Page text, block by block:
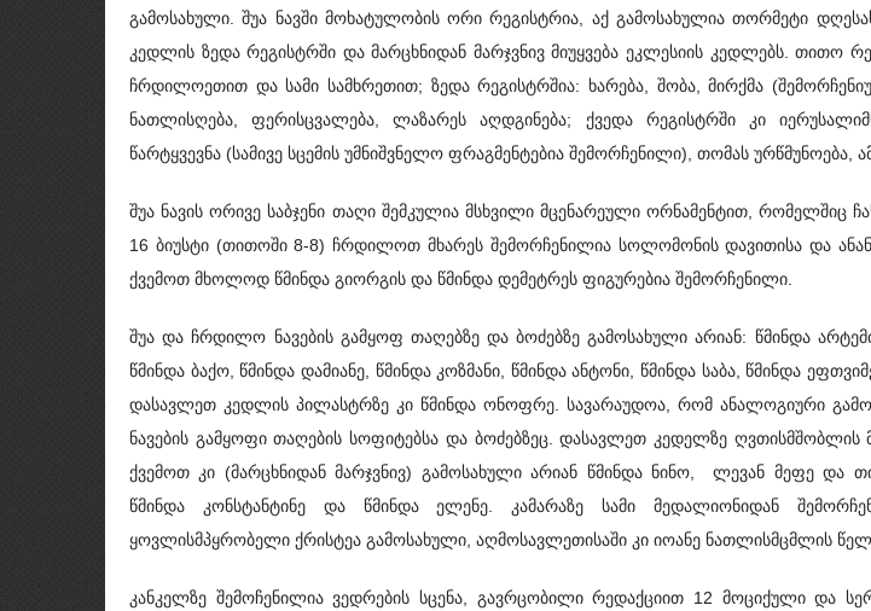
გამოსახული. შუა ნავში მოხატულობის ორი რეგისტრია, აქ გამოსახულია თორმეტი
კედლის ზედა რეგისტრში და მარცხნიდან მარჯვნივ მიუყვება ეკლესიის კედლებს. თითო
ჩრდილოეთით და სამი სამხრეთით; ზედა რეგისტრშია: ხარება, შობა, მირქმა
ნათლისღება, ფერისცვალება, ლაზარეს აღდგინება; ქვედა რეგისტრში კი
წარტყვევნა (სამივე სცემის უმნიშვნელო ფრაგმენტებია შემორჩენილი), თომას ურწმუნოება,
შუა ნავის ორივე საბჯენი თაღი შემკულია მსხვილი მცენარეული ორნამენტით, რომელშიც
16 ბიუსტი (თითოში 8-8) ჩრდილოთ მხარეს შემორჩენილია სოლომონის დავითისა და
ქვემოთ მხოლოდ წმინდა გიორგის და წმინდა დემეტრეს ფიგურებია შემორჩენილი.
შუა და ჩრდილო ნავების გამყოფ თაღებზე და ბოძებზე გამოსახული არიან: წმინდა
წმინდა ბაქო, წმინდა დამიანე, წმინდა კოზმანი, წმინდა ანტონი, წმინდა საბა, წმინდა
დასავლეთ კედლის პილასტრზე კი წმინდა ონოფრე. სავარაუდოა, რომ ანალოგიური
ნავების გამყოფი თაღების სოფიტებსა და ბოძებზეც. დასავლეთ კედელზე ღვთისმშობლის
ქვემოთ კი (მარცხნიდან მარჯვნივ) გამოსახული არიან წმინდა ნინო, ლევან მეფე და
წმინდა კონსტანტინე და წმინდა ელენე. კამარაზე სამი მედალიონიდან
ყოვლისმპყრობელი ქრისტეა გამოსახული, აღმოსავლეთისაში კი იოანე ნათლისმცმლის
კანკელზე შემოჩენილია ვედრების სცენა, გავრცობილი რედაქციით 12 მოციქული და